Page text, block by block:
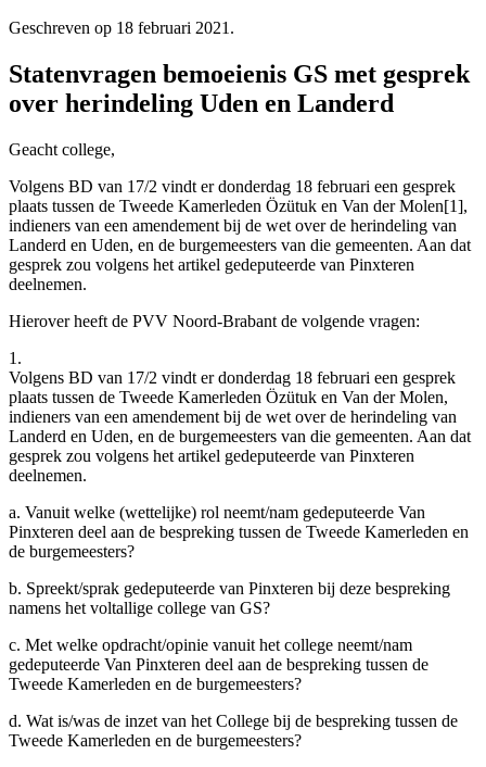
Geschreven op 18 februari 2021.
Statenvragen bemoeienis GS met gesprek
over herindeling Uden en Landerd
Geacht college,
Volgens BD van 17/2 vindt er donderdag 18 februari een gesprek
plaats tussen de Tweede Kamerleden Özütuk en Van der Molen[1],
indieners van een amendement bij de wet over de herindeling van
Landerd en Uden, en de burgemeesters van die gemeenten. Aan dat
gesprek zou volgens het artikel gedeputeerde van Pinxteren
deelnemen.
Hierover heeft de PVV Noord-Brabant de volgende vragen:
1.
Volgens BD van 17/2 vindt er donderdag 18 februari een gesprek
plaats tussen de Tweede Kamerleden Özütuk en Van der Molen,
indieners van een amendement bij de wet over de herindeling van
Landerd en Uden, en de burgemeesters van die gemeenten. Aan dat
gesprek zou volgens het artikel gedeputeerde van Pinxteren
deelnemen.
a. Vanuit welke (wettelijke) rol neemt/nam gedeputeerde Van
Pinxteren deel aan de bespreking tussen de Tweede Kamerleden en
de burgemeesters?
b. Spreekt/sprak gedeputeerde van Pinxteren bij deze bespreking
namens het voltallige college van GS?
c. Met welke opdracht/opinie vanuit het college neemt/nam
gedeputeerde Van Pinxteren deel aan de bespreking tussen de
Tweede Kamerleden en de burgemeesters?
d. Wat is/was de inzet van het College bij de bespreking tussen de
Tweede Kamerleden en de burgemeesters?